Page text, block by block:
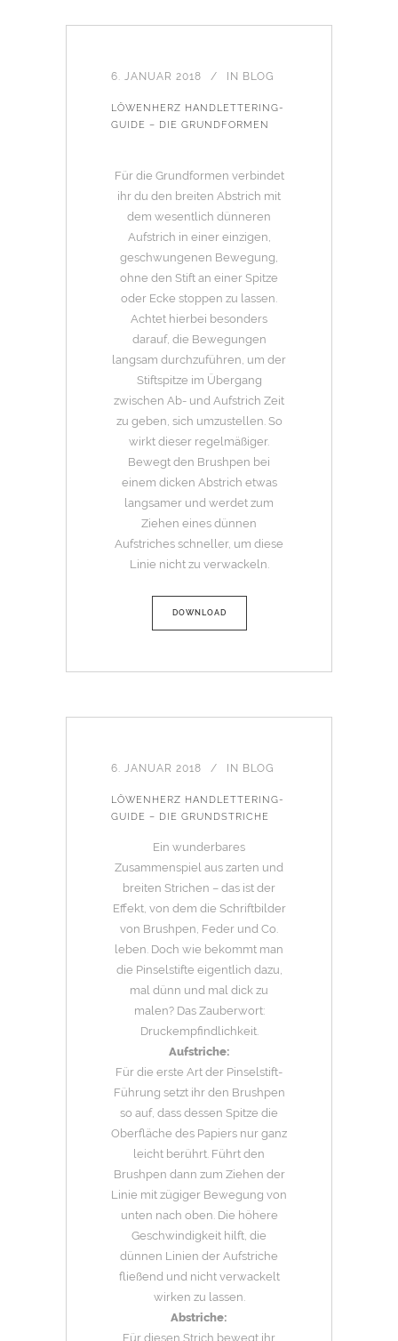
6. JANUAR 2018 IN BLOG
LÖWENHERZ HANDLETTERING-
GUIDE – DIE GRUNDFORMEN
Für die Grundformen verbindet
ihr du den breiten Abstrich mit
dem wesentlich dünneren
Aufstrich in einer einzigen,
geschwungenen Bewegung,
ohne den Stift an einer Spitze
oder Ecke stoppen zu lassen.
Achtet hierbei besonders
darauf, die Bewegungen
langsam durchzuführen, um der
Stiftspitze im Übergang
zwischen Ab- und Aufstrich Zeit
zu geben, sich umzustellen. So
wirkt dieser regelmäßiger.
Bewegt den Brushpen bei
einem dicken Abstrich etwas
langsamer und werdet zum
Ziehen eines dünnen
Aufstriches schneller, um diese
Linie nicht zu verwackeln.
DOWNLOAD
6. JANUAR 2018 IN BLOG
LÖWENHERZ HANDLETTERING-
GUIDE – DIE GRUNDSTRICHE
Ein wunderbares
Zusammenspiel aus zarten und
breiten Strichen – das ist der
Effekt, von dem die Schriftbilder
von Brushpen, Feder und Co.
leben. Doch wie bekommt man
die Pinselstifte eigentlich dazu,
mal dünn und mal dick zu
malen? Das Zauberwort:
Druckempfindlichkeit.
Aufstriche:
Für die erste Art der Pinselstift-
Führung setzt ihr den Brushpen
so auf, dass dessen Spitze die
Oberfläche des Papiers nur ganz
leicht berührt. Führt den
Brushpen dann zum Ziehen der
Linie mit zügiger Bewegung von
unten nach oben. Die höhere
Geschwindigkeit hilft, die
dünnen Linien der Aufstriche
fließend und nicht verwackelt
wirken zu lassen.
Abstriche:
Für diesen Strich bewegt ihr